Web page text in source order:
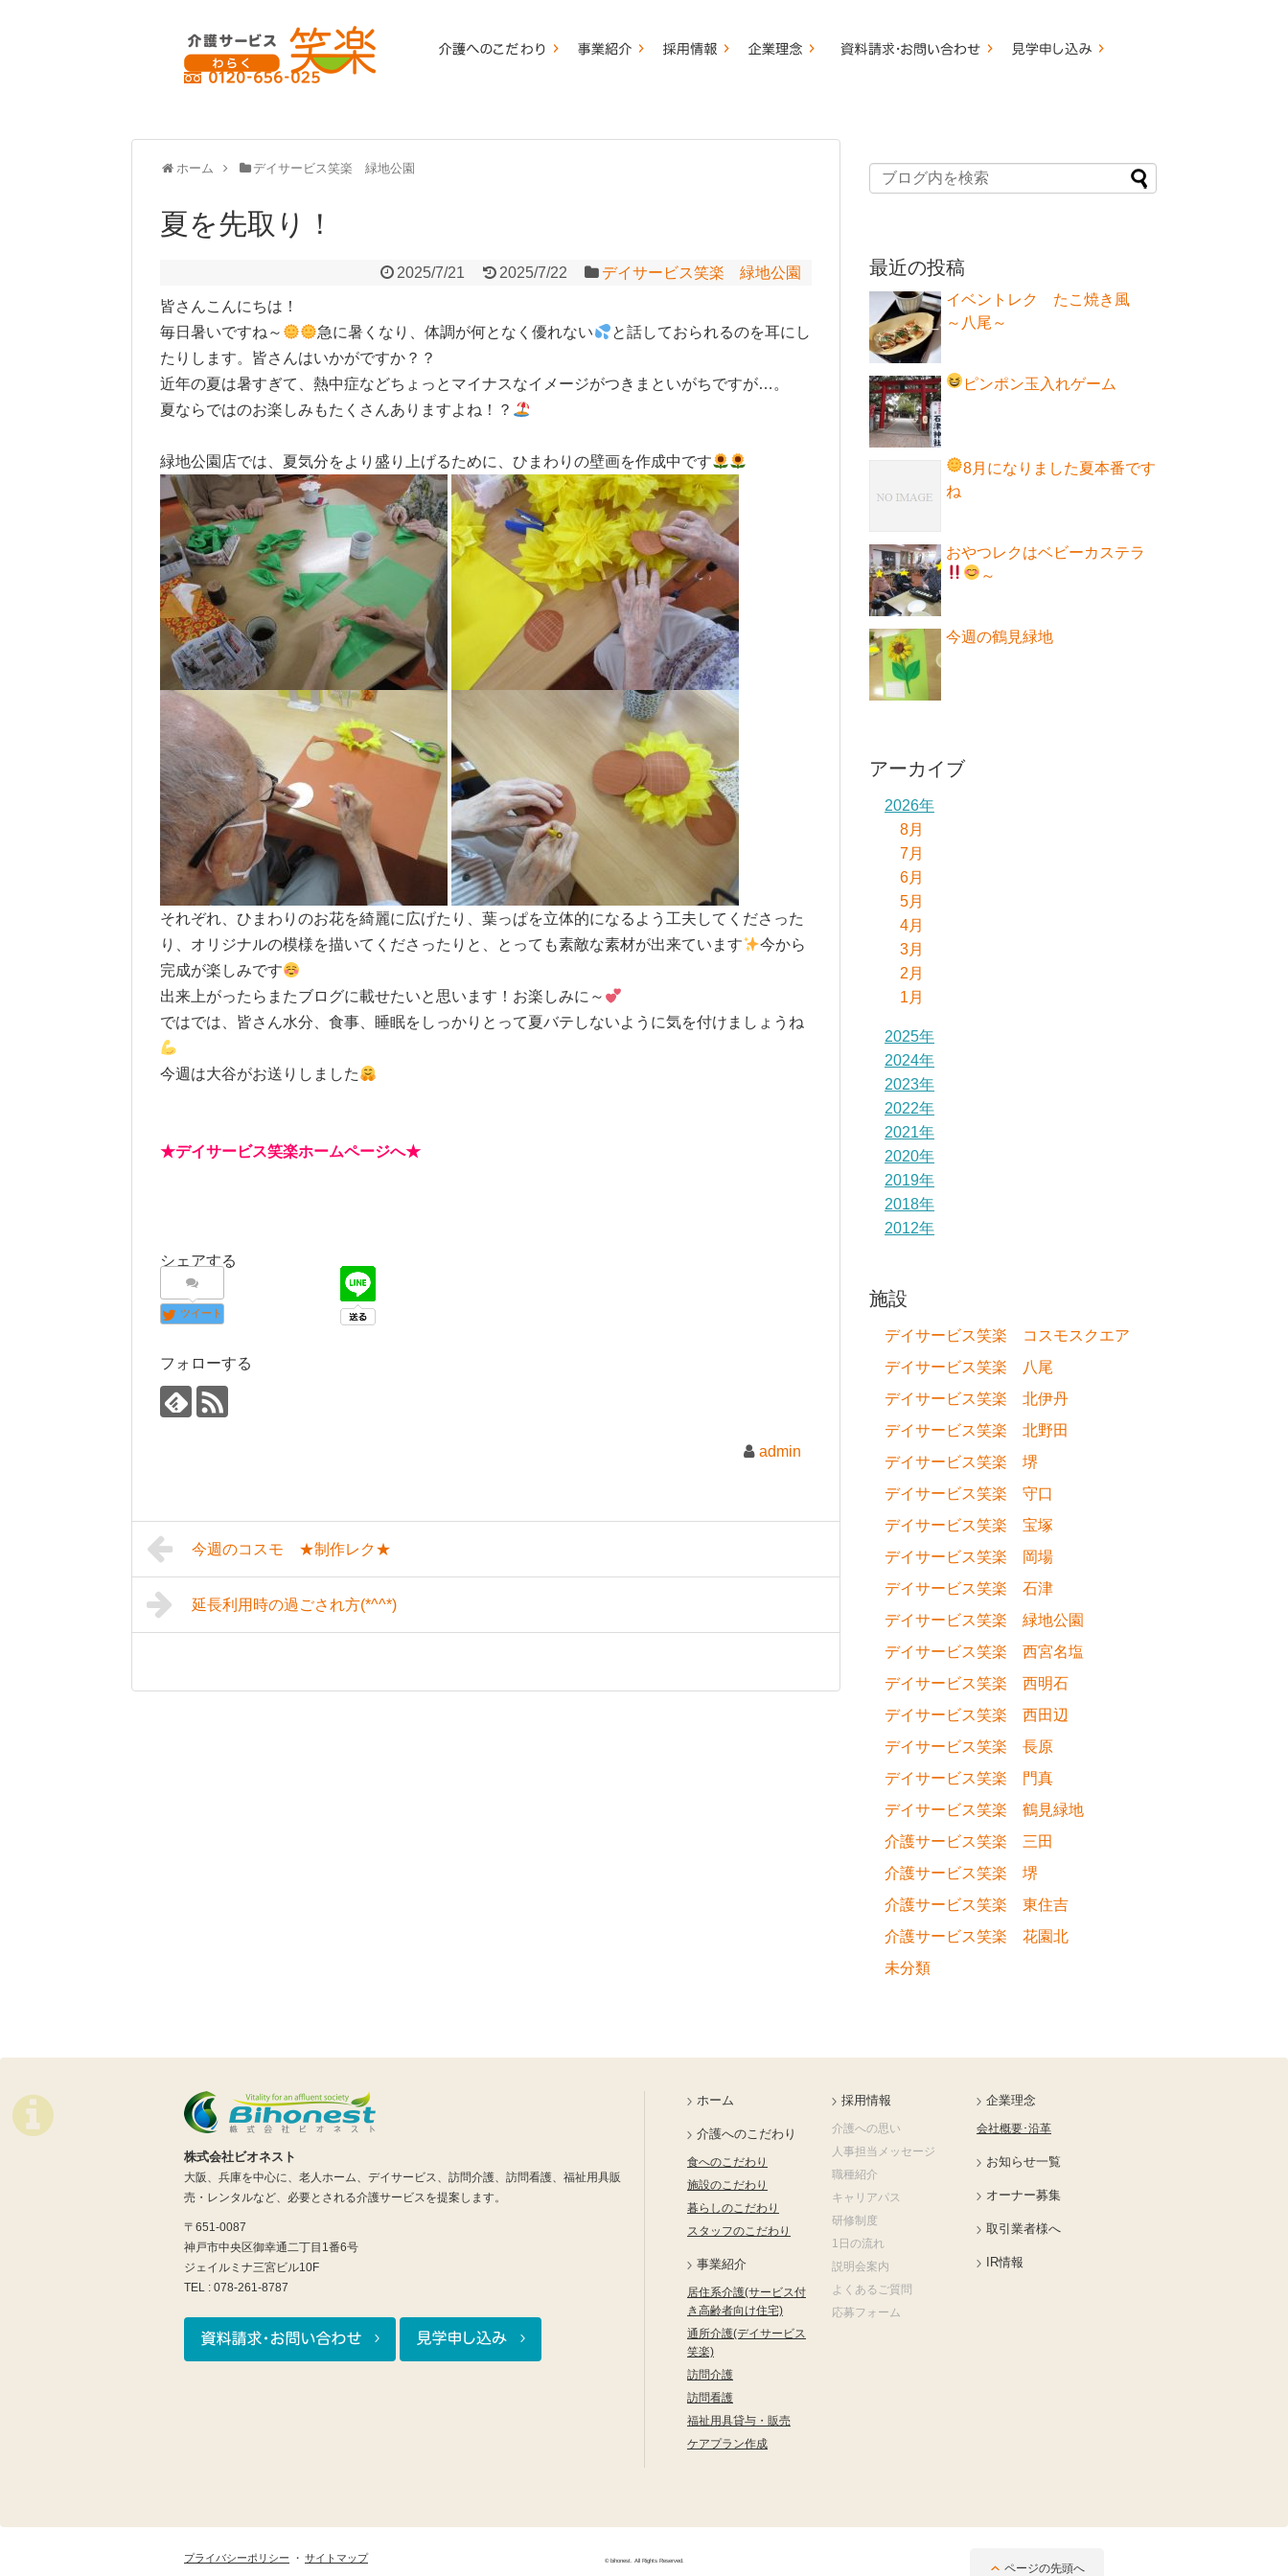
ホーム デイサービス笑楽 緑地公園
夏を先取り！
2025/7/21 2025/7/22 デイサービス笑楽 緑地公園
皆さんこんにちは！
毎日暑いですね～
急に暑くなり、体調が何となく優れない
と話しておられるのを耳にし
たりします。皆さんはいかがですか？？
近年の夏は暑すぎて、熱中症などちょっとマイナスなイメージがつきまといがちですが…。
夏ならではのお楽しみもたくさんありますよね！？
緑地公園店では、夏気分をより盛り上げるために、ひまわりの壁画を作成中です
それぞれ、ひまわりのお花を綺麗に広げたり、葉っぱを立体的になるよう工夫してくださった
り、オリジナルの模様を描いてくださったりと、とっても素敵な素材が出来ています
今から
完成が楽しみです
出来上がったらまたブログに載せたいと思います！お楽しみに～
ではでは、皆さん水分、食事、睡眠をしっかりとって夏バテしないように気を付けましょうね
今週は大谷がお送りしました
★デイサービス笑楽ホームページへ★
シェアする
ツイート
フォローする
admin
今週のコスモ ★制作レク★
延長利用時の過ごされ方(*^^*)
最近の投稿
イベントレク たこ焼き風
～八尾～
ピンポン玉入れゲーム
8月になりました夏本番です
ね
おやつレクはベビーカステラ
～
今週の鶴見緑地
アーカイブ
2026年
8月
7月
6月
5月
4月
3月
2月
1月
2025年
2024年
2023年
2022年
2021年
2020年
2019年
2018年
2012年
施設
デイサービス笑楽 コスモスクエア
デイサービス笑楽 八尾
デイサービス笑楽 北伊丹
デイサービス笑楽 北野田
デイサービス笑楽 堺
デイサービス笑楽 守口
デイサービス笑楽 宝塚
デイサービス笑楽 岡場
デイサービス笑楽 石津
デイサービス笑楽 緑地公園
デイサービス笑楽 西宮名塩
デイサービス笑楽 西明石
デイサービス笑楽 西田辺
デイサービス笑楽 長原
デイサービス笑楽 門真
デイサービス笑楽 鶴見緑地
介護サービス笑楽 三田
介護サービス笑楽 堺
介護サービス笑楽 東住吉
介護サービス笑楽 花園北
未分類
株式会社ビオネスト
大阪、兵庫を中心に、老人ホーム、デイサービス、訪問介護、訪問看護、福祉用具販
売・レンタルなど、必要とされる介護サービスを提案します。
〒651-0087
神戸市中央区御幸通二丁目1番6号
ジェイルミナ三宮ビル10F
TEL : 078-261-8787
ホーム
介護へのこだわり
食へのこだわり
施設のこだわり
暮らしのこだわり
スタッフのこだわり
事業紹介
居住系介護(サービス付
き高齢者向け住宅)
通所介護(デイサービス
笑楽)
訪問介護
訪問看護
福祉用具貸与・販売
ケアプラン作成
採用情報
介護への思い
人事担当メッセージ
職種紹介
キャリアパス
研修制度
1日の流れ
説明会案内
よくあるご質問
応募フォーム
企業理念
会社概要･沿革
お知らせ一覧
オーナー募集
取引業者様へ
IR情報
プライバシーポリシー サイトマップ © bihonest. All Rights Reserved.
ページの先頭へ